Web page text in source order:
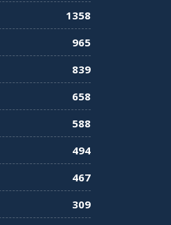
1358
965
839
658
588
494
467
309